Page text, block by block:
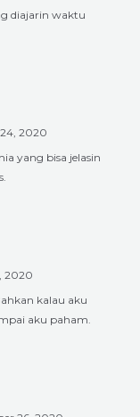
diajarin waktu
2020
yang bisa jelasin
2020
kalau aku
aku paham.